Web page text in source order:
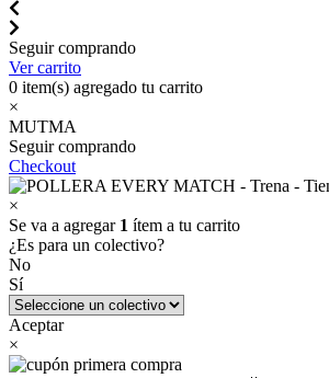
Seguir comprando
Ver carrito
0 item(s) agregado tu carrito
×
MUTMA
Seguir comprando
Checkout
×
Se va a agregar 1 ítem a tu carrito
¿Es para un colectivo?
No
Sí
Aceptar
×